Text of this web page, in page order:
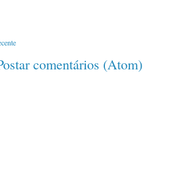
comentários (Atom)